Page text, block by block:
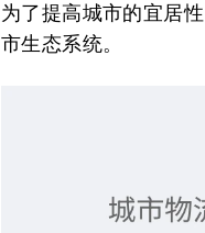
为了提高城市的宜居
市生态系统。